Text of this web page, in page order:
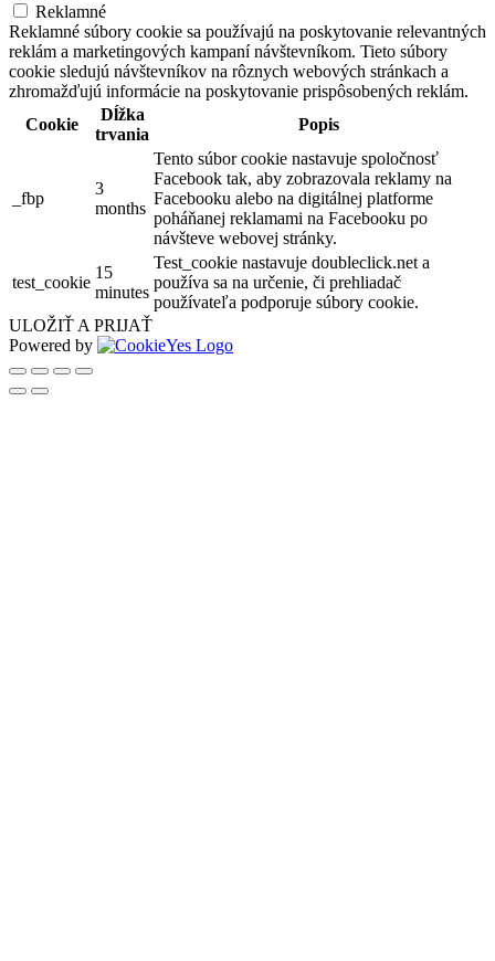
Reklamné
Reklamné súbory cookie sa používajú na poskytovanie relevantných
reklám a marketingových kampaní návštevníkom. Tieto súbory
cookie sledujú návštevníkov na rôznych webových stránkach a
zhromažďujú informácie na poskytovanie prispôsobených reklám.
Cookie
Dĺžka
trvania
Popis
_fbp
3
months
Tento súbor cookie nastavuje spoločnosť
Facebook tak, aby zobrazovala reklamy na
Facebooku alebo na digitálnej platforme
poháňanej reklamami na Facebooku po
návšteve webovej stránky.
test_cookie
15
minutes
Test_cookie nastavuje doubleclick.net a
používa sa na určenie, či prehliadač
používateľa podporuje súbory cookie.
ULOŽIŤ A PRIJAŤ
Powered by